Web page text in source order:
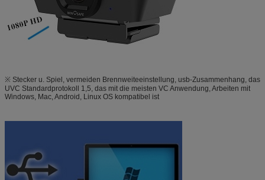
※ Stecker u. Spiel, vermeiden Brennweiteeinstellung, usb-Zusammenhang, das
UVC Standardprotokoll 1,5, das mit die meisten VC Anwendung, Arbeiten mit
Windows, Mac, Android, Linux OS kompatibel ist